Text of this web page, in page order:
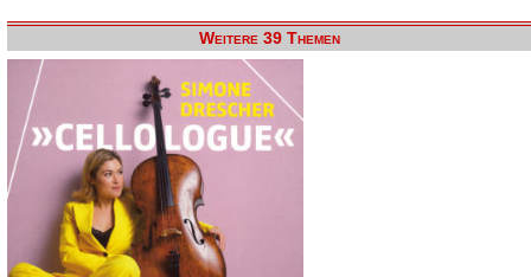
Weitere 39 Themen